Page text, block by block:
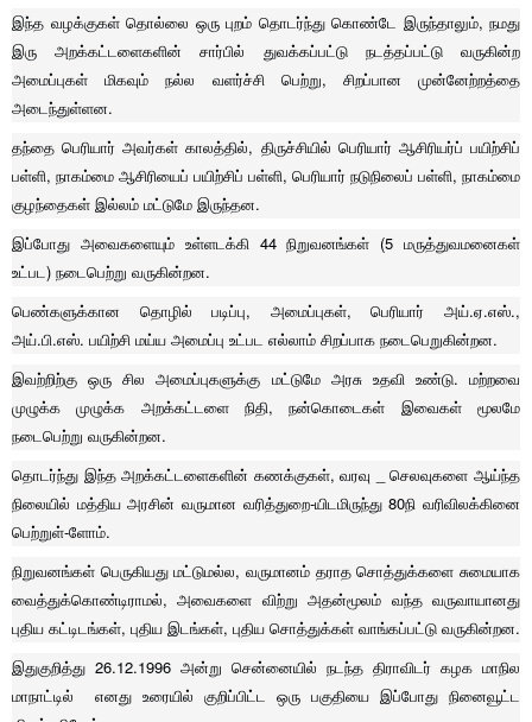
இந்த வழக்குகள் தொல்லை ஒரு புறம் தொடர்ந்து கொண்டே இருந்தாலும், நமது
இரு அறக்கட்டளைகளின் சார்பில் துவக்கப்பட்டு நடத்தப்பட்டு வருகின்ற
அமைப்புகள் மிகவும் நல்ல வளர்ச்சி பெற்று, சிறப்பான முன்னேற்றத்தை
அடைந்துள்ளன.
தந்தை பெரியார் அவர்கள் காலத்தில், திருச்சியில் பெரியார் ஆசிரியர்ப் பயிற்சிப்
பள்ளி, நாகம்மை ஆசிரியைப் பயிற்சிப் பள்ளி, பெரியார் நடுநிலைப் பள்ளி, நாகம்மை
குழந்தைகள் இல்லம் மட்டுமே இருந்தன.
இப்போது அவைகளையும் உள்ளடக்கி 44 நிறுவனங்கள் (5 மருத்துவமனைகள்
உட்பட) நடைபெற்று வருகின்றன.
பெண்களுக்கான தொழில் படிப்பு, அமைப்புகள், பெரியார் அய்.ஏ.எஸ்.,
அய்.பி.எஸ். பயிற்சி மய்ய அமைப்பு உட்பட எல்லாம் சிறப்பாக நடைபெறுகின்றன.
இவற்றிற்கு ஒரு சில அமைப்புகளுக்கு மட்டுமே அரசு உதவி உண்டு. மற்றவை
முழுக்க முழுக்க அறக்கட்டளை நிதி, நன்கொடைகள் இவைகள் மூலமே
நடைபெற்று வருகின்றன.
தொடர்ந்து இந்த அறக்கட்டளைகளின் கணக்குகள், வரவு _ செலவுகளை ஆய்ந்த
நிலையில் மத்திய அரசின் வருமான வரித்துறை-யிடமிருந்து 80நி வரிவிலக்கினை
பெற்றுள்-ளோம்.
நிறுவனங்கள் பெருகியது மட்டுமல்ல, வருமானம் தராத சொத்துக்களை சுமையாக
வைத்துக்கொண்டிராமல், அவைகளை விற்று அதன்மூலம் வந்த வருவாயானது
புதிய கட்டிடங்கள், புதிய இடங்கள், புதிய சொத்துக்கள் வாங்கப்பட்டு வருகின்றன.
இதுகுறித்து 26.12.1996 அன்று சென்னையில் நடந்த திராவிடர் கழக மாநில
மாநாட்டில் எனது உரையில் குறிப்பிட்ட ஒரு பகுதியை இப்போது நினைவூட்ட